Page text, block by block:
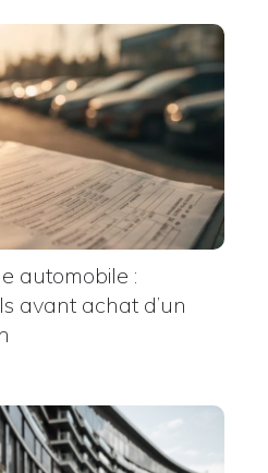
automobile :
avant achat d’un